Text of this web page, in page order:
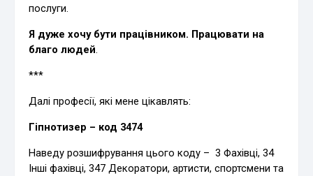
послуги.
Я дуже хочу бути працівником. Працювати на
благо людей.
***
Далі професії, які мене цікавлять:
Гіпнотизер – код 3474
Наведу розшифрування цього коду – 3 Фахівці, 34
Інші фахівці, 347 Декоратори, артисти, спортсмени та